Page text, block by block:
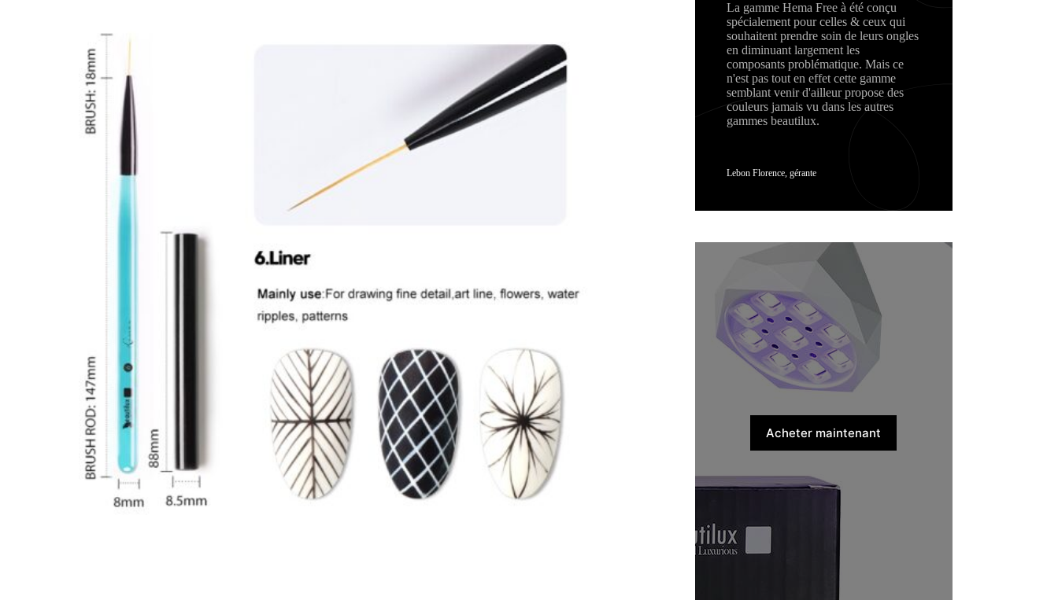
La gamme Hema Free à été conçu
spécialement pour celles & ceux qui
souhaitent prendre soin de leurs ongles
en diminuant largement les
composants problématique. Mais ce
n'est pas tout en effet cette gamme
semblant venir d'ailleur propose des
couleurs jamais vu dans les autres
gammes beautilux.
Lebon Florence, gérante
Acheter maintenant